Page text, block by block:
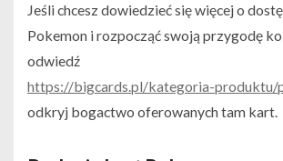
Jeśli chcesz dowiedzieć się więcej o
Pokemon i rozpocząć swoją przygodę
odwiedź
https://bigcards.pl/kategoria-produktu/
odkryj bogactwo oferowanych tam kart.